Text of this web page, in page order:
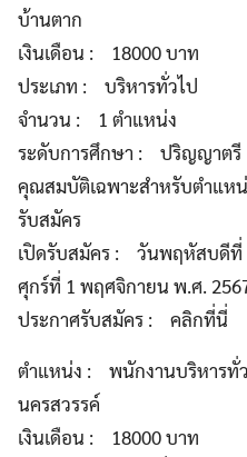
บ้านตาก
เงินเดือน : 18000 บาท
ประเภท : บริหารทั่วไป
จำนวน : 1 ตำแหน่ง
ระดับการศึกษา : ปริญญาตรี
คุณสมบัติเฉพาะสำหรับตำแห
รับสมัคร
เปิดรับสมัคร : วันพฤหัสบดีที่
ศุกร์ที่ 1 พฤศจิกายน พ.ศ.
ประกาศรับสมัคร : คลิกที่นี่
ตำแหน่ง : พนักงานบริหารทั่
นครสวรรค์
เงินเดือน : 18000 บาท